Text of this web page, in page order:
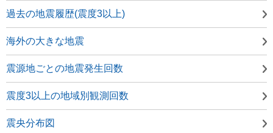
過去の地震履歴(震度3以上)
海外の大きな地震
震源地ごとの地震発生回数
震度3以上の地域別観測回数
震央分布図